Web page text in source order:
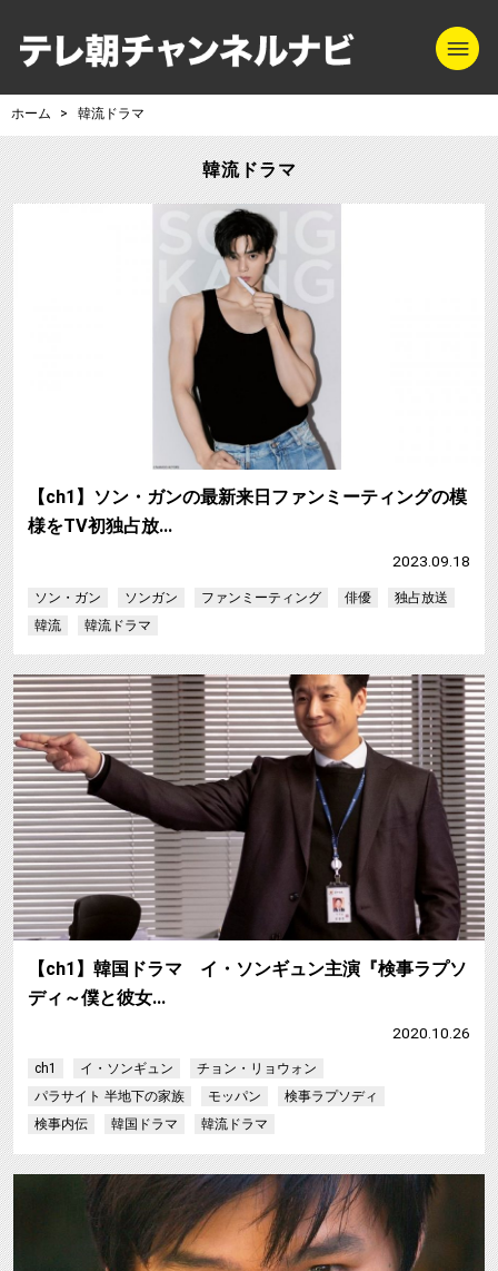
テレ朝チャンネ
ホーム 韓流ドラマ
韓流ドラマ
【ch1】ソン・ガンの最新来日ファンミーティングの模
様をTV初独占放…
2023.09.18
ソン・ガン ソンガン ファンミーティング 俳優
独占放送
韓流
韓流ドラマ
【ch1】韓国ドラマ イ・ソンギュン主演『検事ラプソ
ディ～僕と彼女…
2020.10.26
ch1 イ・ソンギュン
チョン・リョウォン
パラサイト 半地下の家族
モッパン
検事ラプソディ
検事内伝
韓国ドラマ 韓流ドラマ